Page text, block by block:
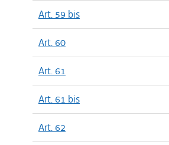
Art. 59 bis
Art. 60
Art. 61
Art. 61 bis
Art. 62